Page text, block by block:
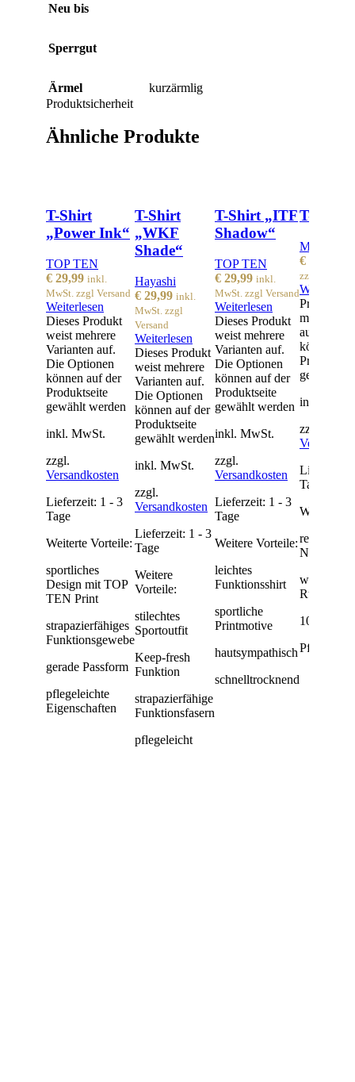
Neu bis
Sperrgut
Ärmel
kurzärmlig
Produktsicherheit
Ähnliche Produkte
T-Shirt
„Power Ink“
TOP TEN
€ 29,99 inkl.
MwSt. zzgl Versand
Weiterlesen
Dieses Produkt
weist mehrere
Varianten auf.
Die Optionen
können auf der
Produktseite
gewählt werden
inkl. MwSt.
zzgl.
Versandkosten
Lieferzeit: 1 - 3
Tage
Weiterte Vorteile:
sportliches
Design mit TOP
TEN Print
strapazierfähiges
Funktionsgewebe
gerade Passform
pflegeleichte
Eigenschaften
T-Shirt
„WKF
Shade“
Hayashi
€ 29,99 inkl.
MwSt. zzgl
Versand
Weiterlesen
Dieses Produkt
weist mehrere
Varianten auf.
Die Optionen
können auf der
Produktseite
gewählt werden
inkl. MwSt.
zzgl.
Versandkosten
Lieferzeit: 1 - 3
Tage
Weitere
Vorteile:
stilechtes
Sportoutfit
Keep-fresh
Funktion
strapazierfähige
Funktionsfasern
pflegeleicht
T-Shirt „ITF
Shadow“
TOP TEN
€ 29,99 inkl.
MwSt. zzgl Versand
Weiterlesen
Dieses Produkt
weist mehrere
Varianten auf.
Die Optionen
können auf der
Produktseite
gewählt werden
inkl. MwSt.
zzgl.
Versandkosten
Lieferzeit: 1 - 3
Tage
Weitere Vorteile:
leichtes
Funktionsshirt
sportliche
Printmotive
hautsympathisch
schnelltrocknend
T-Shirt
Manus
€
zzgl Versand
Produkt
mehrere
auf. Die
können
gewählt
inkl.
zzgl.
Lieferzeit:
Tage
Weitere
Nähte
weicher
100 %